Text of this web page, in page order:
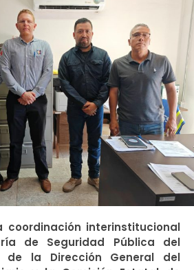
coordinación interinstitucional
de Seguridad Pública del
de la Dirección General del